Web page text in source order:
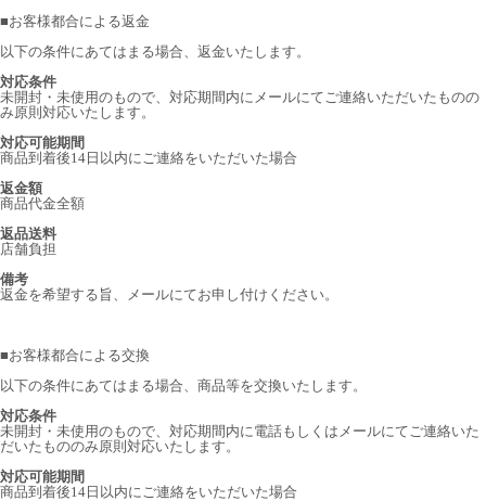
■お客様都合による返金
以下の条件にあてはまる場合、返金いたします。
対応条件
未開封・未使用のもので、対応期間内にメールにてご連絡いただいたものの
み原則対応いたします。
対応可能期間
商品到着後14日以内にご連絡をいただいた場合
返金額
商品代金全額
返品送料
店舗負担
備考
返金を希望する旨、メールにてお申し付けください。
■お客様都合による交換
以下の条件にあてはまる場合、商品等を交換いたします。
対応条件
未開封・未使用のもので、対応期間内に電話もしくはメールにてご連絡いた
だいたもののみ原則対応いたします。
対応可能期間
商品到着後14日以内にご連絡をいただいた場合